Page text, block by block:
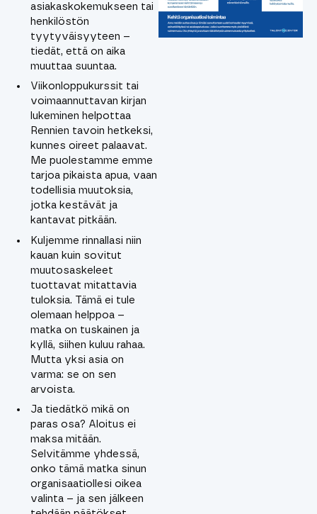
asiakaskokemukseen tai
henkilöstön
tyytyväisyyteen –
tiedät, että on aika
muuttaa suuntaa.
Viikonloppukurssit tai
voimaannuttavan kirjan
lukeminen helpottaa
Rennien tavoin hetkeksi,
kunnes oireet palaavat.
Me puolestamme emme
tarjoa pikaista apua, vaan
todellisia muutoksia,
jotka kestävät ja
kantavat pitkään.
Kuljemme rinnallasi niin
kauan kuin sovitut
muutosaskeleet
tuottavat mitattavia
tuloksia. Tämä ei tule
olemaan helppoa –
matka on tuskainen ja
kyllä, siihen kuluu rahaa.
Mutta yksi asia on
varma: se on sen
arvoista.
Ja tiedätkö mikä on
paras osa? Aloitus ei
maksa mitään.
Selvitämme yhdessä,
onko tämä matka sinun
organisaatiollesi oikea
valinta – ja sen jälkeen